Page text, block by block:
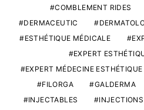
COMBLEMENT RIDES
DERMACEUTIC
ESTHÉTIQUE MÉDICALE
EXPERT
EXPERT MÉDECINE ESTHÉTIQUE
FILORGA
GALDERMA
INJECTABLES
INJECTIONS